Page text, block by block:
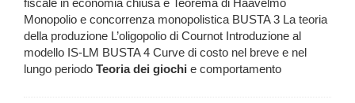
fiscale in economia chiusa e Teorema di Haavelmo
Monopolio e concorrenza monopolistica BUSTA 3 La teoria
della produzione L’oligopolio di Cournot Introduzione al
modello IS-LM BUSTA 4 Curve di costo nel breve e nel
lungo periodo Teoria dei giochi e comportamento